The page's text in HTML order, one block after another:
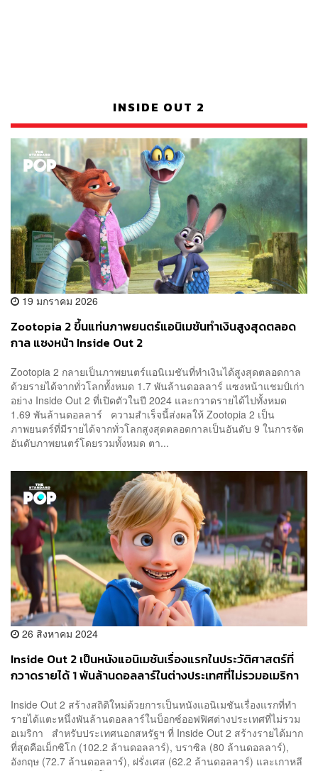
INSIDE OUT 2
19 มกราคม 2026
Zootopia 2 ขึ้นแท่นภาพยนตร์แอนิเมชันทำเงินสูงสุดตลอด
กาล แซงหน้า Inside Out 2
Zootopia 2 กลายเป็นภาพยนตร์แอนิเมชันที่ทำเงินได้สูงสุดตลอดกาล
ด้วยรายได้จากทั่วโลกทั้งหมด 1.7 พันล้านดอลลาร์ แซงหน้าแชมป์เก่า
อย่าง Inside Out 2 ที่เปิดตัวในปี 2024 และกวาดรายได้ไปทั้งหมด
1.69 พันล้านดอลลาร์ ความสำเร็จนี้ส่งผลให้ Zootopia 2 เป็น
ภาพยนตร์ที่มีรายได้จากทั่วโลกสูงสุดตลอดกาลเป็นอันดับ 9 ในการจัด
อันดับภาพยนตร์โดยรวมทั้งหมด ตา...
26 สิงหาคม 2024
Inside Out 2 เป็นหนังแอนิเมชันเรื่องแรกในประวัติศาสตร์ที่
กวาดรายได้ 1 พันล้านดอลลาร์ในต่างประเทศที่ไม่รวมอเมริกา
Inside Out 2 สร้างสถิติใหม่ด้วยการเป็นหนังแอนิเมชันเรื่องแรกที่ทำ
รายได้แตะหนึ่งพันล้านดอลลาร์ในบ็อกซ์ออฟฟิศต่างประเทศที่ไม่รวม
อเมริกา สำหรับประเทศนอกสหรัฐฯ ที่ Inside Out 2 สร้างรายได้มาก
ที่สุดคือเม็กซิโก (102.2 ล้านดอลลาร์), บราซิล (80 ล้านดอลลาร์),
อังกฤษ (72.7 ล้านดอลลาร์), ฝรั่งเศส (62.2 ล้านดอลลาร์) และเกาหลี